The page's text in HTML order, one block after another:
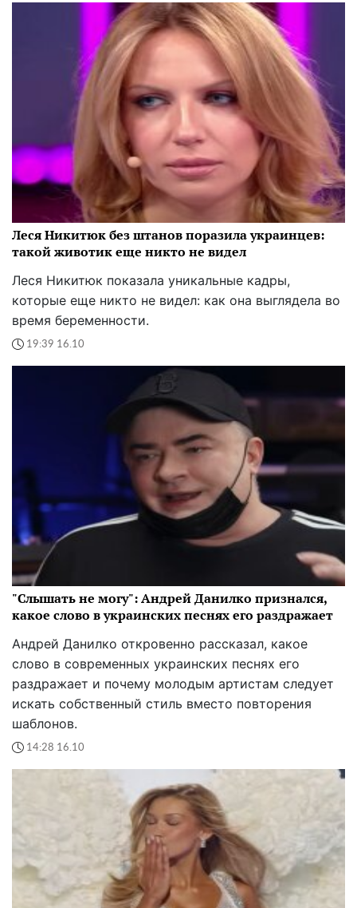
Леся Никитюк без штанов поразила украинцев:
такой животик еще никто не видел
Леся Никитюк показала уникальные кадры,
которые еще никто не видел: как она выглядела во
время беременности.
19:39 16.10
"Слышать не могу": Андрей Данилко признался,
какое слово в украинских песнях его раздражает
Андрей Данилко откровенно рассказал, какое
слово в современных украинских песнях его
раздражает и почему молодым артистам следует
искать собственный стиль вместо повторения
шаблонов.
14:28 16.10